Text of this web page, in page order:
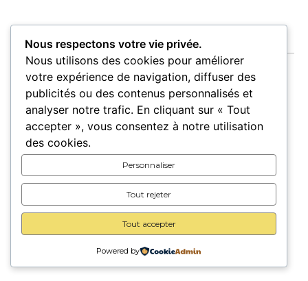
Accueil Oeuvres Artistes Lieux
Pour les lieux Pour les artistes
A propos
© 2026 Trait d’union –Mentions légales
Une création
Nous respectons votre vie privée.
Nous utilisons des cookies pour améliorer
votre expérience de navigation, diffuser des
publicités ou des contenus personnalisés et
analyser notre trafic. En cliquant sur « Tout
accepter », vous consentez à notre utilisation
des cookies.
Personnaliser
Tout rejeter
Tout accepter
Powered by